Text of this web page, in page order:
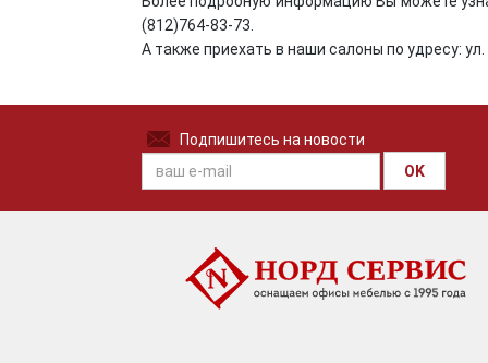
(812)764-83-73.
А также приехать в наши салоны по удресу:
Подпишитесь на новости
OK